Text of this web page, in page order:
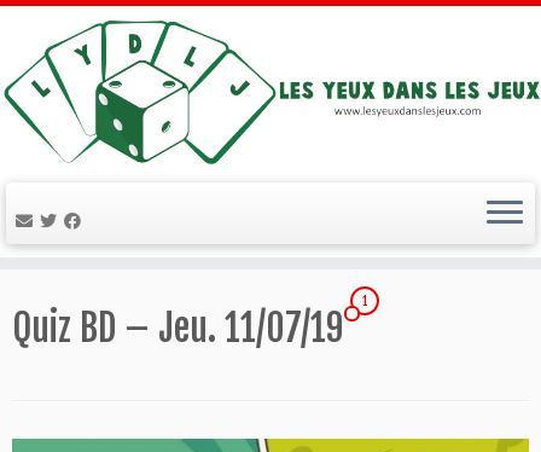
au
contenu
Quiz BD – Jeu. 11/07/19
1